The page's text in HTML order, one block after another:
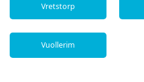
Vretstorp
Vuollerim